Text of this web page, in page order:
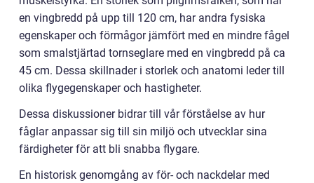
en vingbredd på upp till 120 cm, har andra fysiska
egenskaper och förmågor jämfört med en mindre fågel
som smalstjärtad tornseglare med en vingbredd på ca
45 cm. Dessa skillnader i storlek och anatomi leder till
olika flygegenskaper och hastigheter.
Dessa diskussioner bidrar till vår förståelse av hur
fåglar anpassar sig till sin miljö och utvecklar sina
färdigheter för att bli snabba flygare.
En historisk genomgång av för- och nackdelar med